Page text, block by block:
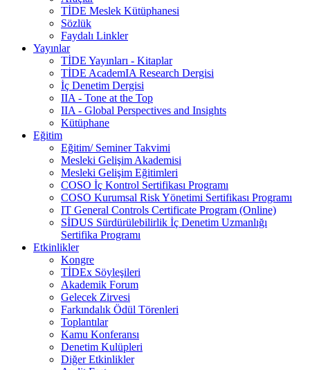
TİDE Meslek Kütüphanesi
Sözlük
Faydalı Linkler
Yayınlar
TİDE Yayınları - Kitaplar
TİDE AcademIA Research Dergisi
İç Denetim Dergisi
IIA - Tone at the Top
IIA - Global Perspectives and Insights
Kütüphane
Eğitim
Eğitim/ Seminer Takvimi
Mesleki Gelişim Akademisi
Mesleki Gelişim Eğitimleri
COSO İç Kontrol Sertifikası Programı
COSO Kurumsal Risk Yönetimi Sertifikası Programı
IT General Controls Certificate Program (Online)
SİDUS Sürdürülebilirlik İç Denetim Uzmanlığı
Sertifika Programı
Etkinlikler
Kongre
TİDEx Söyleşileri
Akademik Forum
Gelecek Zirvesi
Farkındalık Ödül Törenleri
Toplantılar
Kamu Konferansı
Denetim Kulüpleri
Diğer Etkinlikler